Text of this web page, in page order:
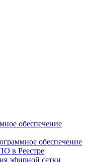
обеспечение
обеспечение
в Реестре
эфирной сетки